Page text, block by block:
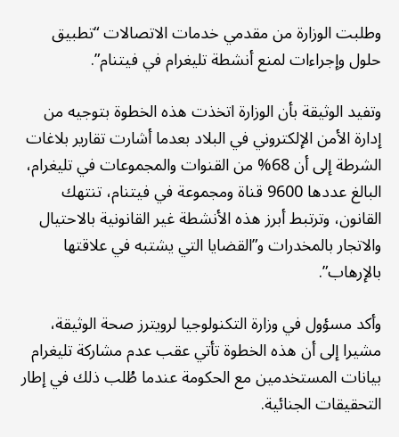
وطلبت الوزارة من مقدمي خدمات الاتصالات “تطبيق
حلول وإجراءات لمنع أنشطة تليغرام في فيتنام”.
وتفيد الوثيقة بأن الوزارة اتخذت هذه الخطوة بتوجيه من
إدارة الأمن الإلكتروني في البلاد بعدما أشارت تقارير بلاغات
الشرطة إلى أن 68% من القنوات والمجموعات في تليغرام،
البالغ عددها 9600 قناة ومجموعة في فيتنام، تنتهك
القانون، وترتبط أبرز هذه الأنشطة غير القانونية بالاحتيال
والاتجار بالمخدرات و”القضايا التي يشتبه في علاقتها
بالإرهاب”.
وأكد مسؤول في وزارة التكنولوجيا لرويترز صحة الوثيقة،
مشيرا إلى أن هذه الخطوة تأتي عقب عدم مشاركة تليغرام
بيانات المستخدمين مع الحكومة عندما طُلب ذلك في إطار
التحقيقات الجنائية.